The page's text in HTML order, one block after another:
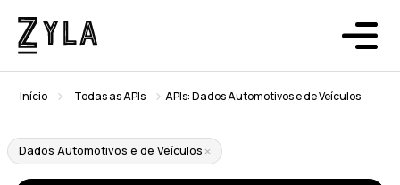
Início Todas as APIs APIs: Dados Automotivos e de Veículos
Dados Automotivos e de Veículos